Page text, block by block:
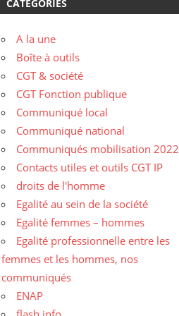
CATÉGORIES
A la une
Boîte à outils
CGT & société
CGT Fonction publique
Communiqué local
Communiqué national
Communiqués mobilisation 2022
Contacts utiles et outils CGT IP
droits de l'homme
Egalité au sein de la société
Egalité femmes – hommes
Egalité professionnelle entre les
femmes et les hommes, nos
communiqués
ENAP